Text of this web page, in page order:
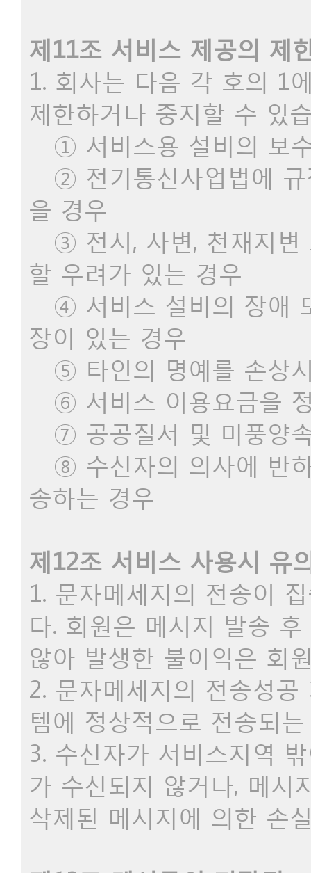
제11조 서비스 제공의 제
1. 회사는 다음 각 호의 1
제한하거나 중지할 수 있
① 서비스용 설비의 보
② 전기통신사업법에 규
을 경우
③ 전시, 사변, 천재지변
할 우려가 있는 경우
④ 서비스 설비의 장애
장이 있는 경우
⑤ 타인의 명예를 손상
⑥ 서비스 이용요금을
⑦ 공공질서 및 미풍양
⑧ 수신자의 의사에 반
송하는 경우
제12조 서비스 사용시 유
1. 문자메세지의 전송이
다. 회원은 메시지 발송
않아 발생한 불이익은 회
2. 문자메세지의 전송성
템에 정상적으로 전송되
3. 수신자가 서비스지역
가 수신되지 않거나, 메시
삭제된 메시지에 의한 손